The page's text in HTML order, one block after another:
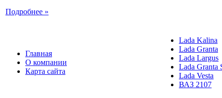
Подробнее »
Главная
О компании
Карта сайта
Lada Kalina
Lada Granta
Lada Largus
Lada Granta
Lada Vesta
ВАЗ 2107